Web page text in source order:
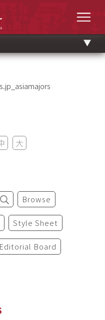
大
Browse
Style Sheet
Editorial Board